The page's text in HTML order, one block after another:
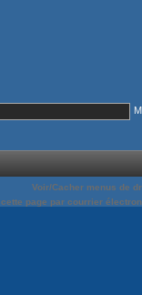
Voir/Cacher menus de
cette page par courrier